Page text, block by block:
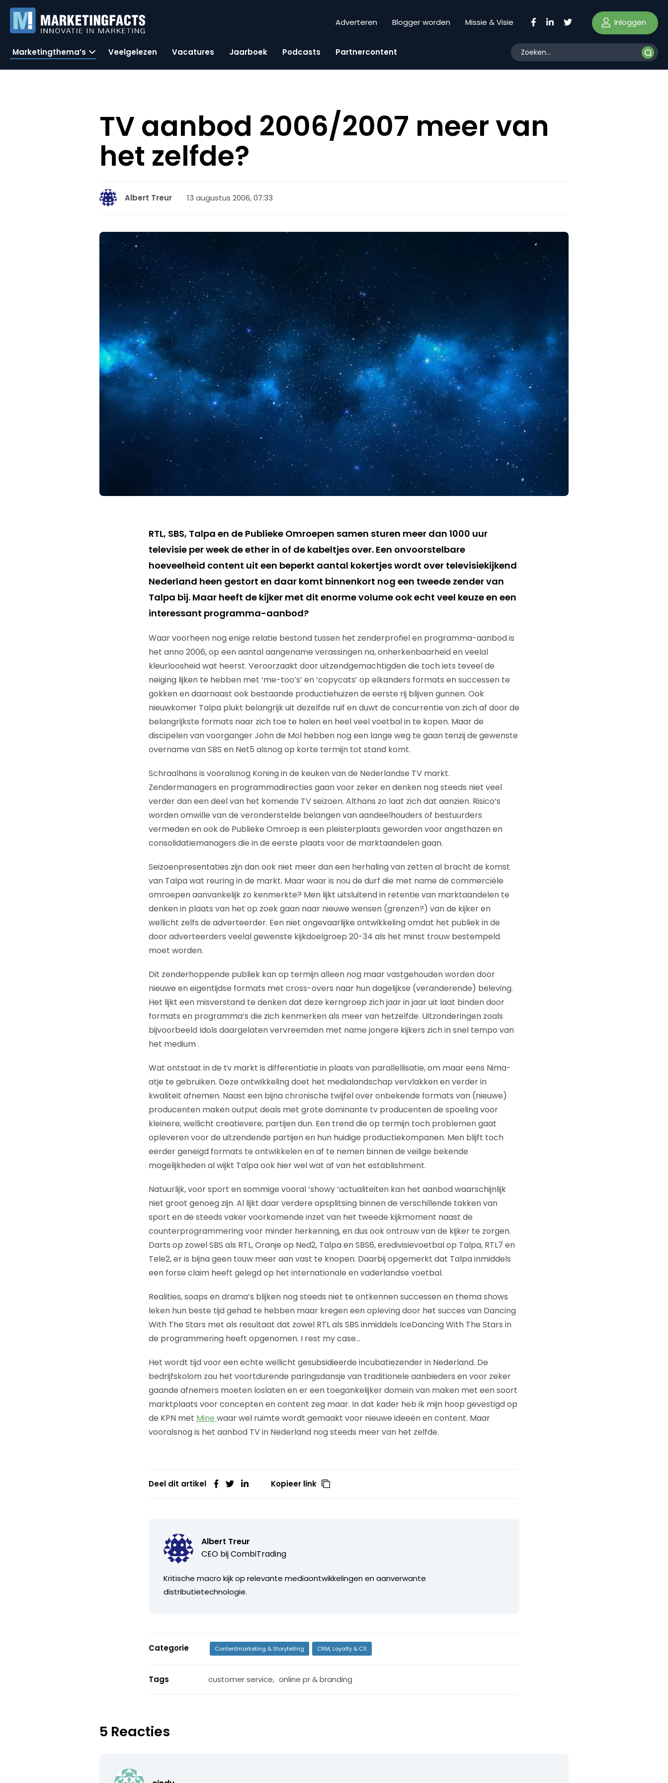
Adverteren Blogger worden Missie & Visie Inloggen
Marketingthema’s Veelgelezen Vacatures Jaarboek Podcasts Partnercontent
TV aanbod 2006/2007 meer van
het zelfde?
Albert Treur 13 augustus 2006, 07:33
RTL, SBS, Talpa en de Publieke Omroepen samen sturen meer dan 1000 uur
televisie per week de ether in of de kabeltjes over. Een onvoorstelbare
hoeveelheid content uit een beperkt aantal kokertjes wordt over televisiekijkend
Nederland heen gestort en daar komt binnenkort nog een tweede zender van
Talpa bij. Maar heeft de kijker met dit enorme volume ook echt veel keuze en een
interessant programma-aanbod?
Waar voorheen nog enige relatie bestond tussen het zenderprofiel en programma-aanbod is
het anno 2006, op een aantal aangename verassingen na, onherkenbaarheid en veelal
kleurloosheid wat heerst. Veroorzaakt door uitzendgemachtigden die toch iets teveel de
neiging lijken te hebben met ‘me-too’s’ en ‘copycats’ op elkanders formats en successen te
gokken en daarnaast ook bestaande productiehuizen de eerste rij blijven gunnen. Ook
nieuwkomer Talpa plukt belangrijk uit dezelfde ruif en duwt de concurrentie van zich af door de
belangrijkste formats naar zich toe te halen en heel veel voetbal in te kopen. Maar de
discipelen van voorganger John de Mol hebben nog een lange weg te gaan tenzij de gewenste
overname van SBS en Net5 alsnog op korte termijn tot stand komt.
Schraalhans is vooralsnog Koning in de keuken van de Nederlandse TV markt.
Zendermanagers en programmadirecties gaan voor zeker en denken nog steeds niet veel
verder dan een deel van het komende TV seizoen. Althans zo laat zich dat aanzien. Risico’s
worden omwille van de veronderstelde belangen van aandeelhouders of bestuurders
vermeden en ook de Publieke Omroep is een pleisterplaats geworden voor angsthazen en
consolidatiemanagers die in de eerste plaats voor de marktaandelen gaan.
Seizoenpresentaties zijn dan ook niet meer dan een herhaling van zetten al bracht de komst
van Talpa wat reuring in de markt. Maar waar is nou de durf die met name de commerciële
omroepen aanvankelijk zo kenmerkte? Men lijkt uitsluitend in retentie van marktaandelen te
denken in plaats van het op zoek gaan naar nieuwe wensen (grenzen?) van de kijker en
wellicht zelfs de adverteerder. Een niet ongevaarlijke ontwikkeling omdat het publiek in de
door adverteerders veelal gewenste kijkdoelgroep 20-34 als het minst trouw bestempeld
moet worden.
Dit zenderhoppende publiek kan op termijn alleen nog maar vastgehouden worden door
nieuwe en eigentijdse formats met cross-overs naar hun dagelijkse (veranderende) beleving.
Het lijkt een misverstand te denken dat deze kerngroep zich jaar in jaar uit laat binden door
formats en programma’s die zich kenmerken als meer van hetzelfde. Uitzonderingen zoals
bijvoorbeeld Idols daargelaten vervreemden met name jongere kijkers zich in snel tempo van
het medium .
Wat ontstaat in de tv markt is differentiatie in plaats van parallellisatie, om maar eens Nima-
atje te gebruiken. Deze ontwikkeling doet het medialandschap vervlakken en verder in
kwaliteit afnemen. Naast een bijna chronische twijfel over onbekende formats van (nieuwe)
producenten maken output deals met grote dominante tv producenten de spoeling voor
kleinere, wellicht creatievere, partijen dun. Een trend die op termijn toch problemen gaat
opleveren voor de uitzendende partijen en hun huidige productiekompanen. Men blijft toch
eerder geneigd formats te ontwikkelen en af te nemen binnen de veilige bekende
mogelijkheden al wijkt Talpa ook hier wel wat af van het establishment.
Natuurlijk, voor sport en sommige vooral ‘showy ‘actualiteiten kan het aanbod waarschijnlijk
niet groot genoeg zijn. Al lijkt daar verdere opsplitsing binnen de verschillende takken van
sport en de steeds vaker voorkomende inzet van het tweede kijkmoment naast de
counterprogrammering voor minder herkenning, en dus ook ontrouw van de kijker te zorgen.
Darts op zowel SBS als RTL, Oranje op Ned2, Talpa en SBS6, eredivisievoetbal op Talpa, RTL7 en
Tele2, er is bijna geen touw meer aan vast te knopen. Daarbij opgemerkt dat Talpa inmiddels
een forse claim heeft gelegd op het internationale en vaderlandse voetbal.
Realities, soaps en drama’s blijken nog steeds niet te ontkennen successen en thema shows
leken hun beste tijd gehad te hebben maar kregen een opleving door het succes van Dancing
With The Stars met als resultaat dat zowel RTL als SBS inmiddels IceDancing With The Stars in
de programmering heeft opgenomen. I rest my case…
Het wordt tijd voor een echte wellicht gesubsidieerde incubatiezender in Nederland. De
bedrijfskolom zou het voortdurende paringsdansje van traditionele aanbieders en voor zeker
gaande afnemers moeten loslaten en er een toegankelijker domein van maken met een soort
marktplaats voor concepten en content zeg maar. In dat kader heb ik mijn hoop gevestigd op
de KPN met Mine waar wel ruimte wordt gemaakt voor nieuwe ideeën en content. Maar
vooralsnog is het aanbod TV in Nederland nog steeds meer van het zelfde.
Deel dit artikel Kopieer link
Albert Treur
CEO bijCombiTrading
Kritische macro kijk op relevante mediaontwikkelingen en aanverwante
distributietechnologie.
Categorie Contentmarketing & Storytelling CRM, Loyalty & CX
Tags customer service, online pr & branding
5 Reacties